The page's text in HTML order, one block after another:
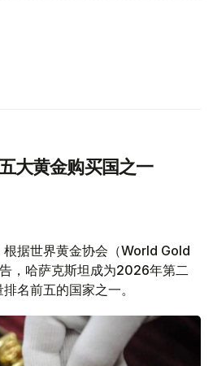
大黄金购买国之一
根据世界黄金协会（World Gold
，哈萨克斯坦成为2026年第二
名前五的国家之一。